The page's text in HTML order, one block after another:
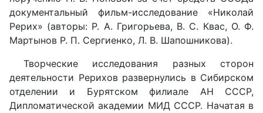
документальный фильм-исследование «Николай
Рерих» (авторы: Р. А. Григорьева, В. С. Квас, О. Ф.
Мартынов Р. П. Сергиенко, Л. В. Шапошникова).
Творческие исследования разных сторон
деятельности Рерихов развернулись в Сибирском
отделении и Бурятском филиале АН СССР,
Дипломатической академии МИД СССР. Начатая в